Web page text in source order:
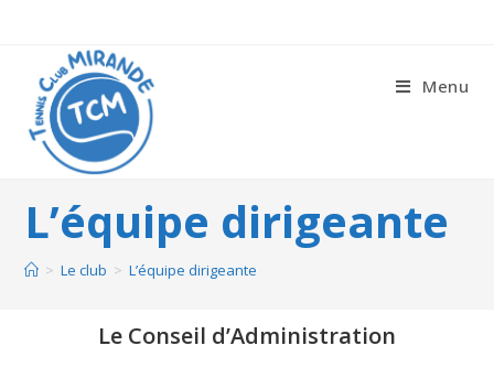
Menu
L’équipe dirigeante
> Le club > L’équipe dirigeante
Le Conseil d’Administration